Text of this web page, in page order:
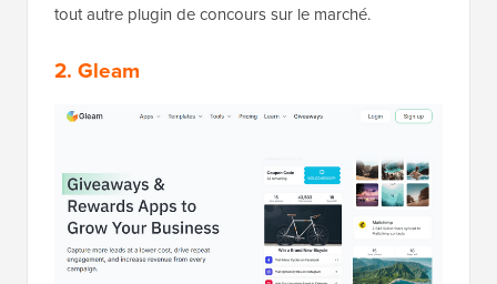
tout autre plugin de concours sur le marché.
2. Gleam